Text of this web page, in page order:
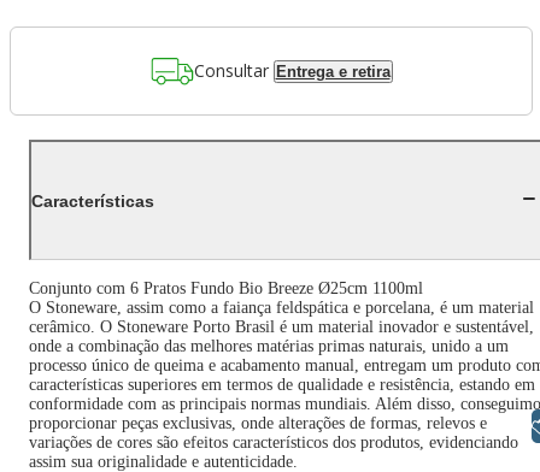
Consultar Entrega e retira
Características
Conjunto com 6 Pratos Fundo Bio Breeze Ø25cm 1100ml
O Stoneware, assim como a faiança feldspática e porcelana, é um material
cerâmico. O Stoneware Porto Brasil é um material inovador e sustentável,
onde a combinação das melhores matérias primas naturais, unido a um
processo único de queima e acabamento manual, entregam um produto
características superiores em termos de qualidade e resistência, estando em
conformidade com as principais normas mundiais. Além disso,
proporcionar peças exclusivas, onde alterações de formas, relevos e
variações de cores são efeitos característicos dos produtos, evidenciando
assim sua originalidade e autenticidade.
Libras